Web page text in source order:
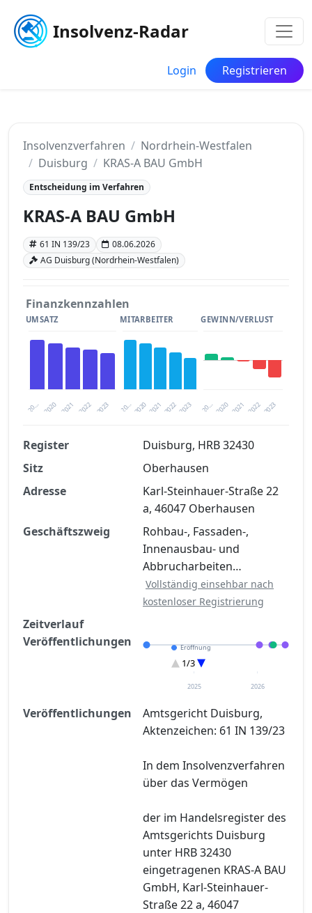
Insolvenz-Radar
Login Registrieren
Insolvenzverfahren
Nordrhein-Westfalen
Duisburg
KRAS-A BAU GmbH
Entscheidung im Verfahren
KRAS-A BAU GmbH
61 IN 139/23
08.06.2026
AG Duisburg (Nordrhein-Westfalen)
Finanzkennzahlen
UMSATZ
20… 2021 2023
2020 2022
MITARBEITER
20… 2021 2023
2020 2022
GEWINN/VERLUST
20… 2021 2023
2020 2022
Finanzkennzahlen nach kostenloser
Registrierung verfügbar
Jetzt kostenlos registrieren
Register
Duisburg, HRB 32430
Sitz
Oberhausen
Adresse
Karl-Steinhauer-Straße 22
a, 46047 Oberhausen
Geschäftszweig
Rohbau-, Fassaden-,
Innenausbau- und
Abbrucharbeiten…
Vollständig einsehbar nach
kostenloser Registrierung
Zeitverlauf
Veröffentlichungen
Eröffnung
Entscheidung im Verfahren
Verteilungsverzeichnisse
1/3
2025 2026
Veröffentlichungen
Amtsgericht Duisburg,
Aktenzeichen: 61 IN 139/23
In dem Insolvenzverfahren
über das Vermögen
der im Handelsregister des
Amtsgerichts Duisburg
unter HRB 32430
eingetragenen KRAS-A BAU
GmbH, Karl-Steinhauer-
Straße 22 a, 46047